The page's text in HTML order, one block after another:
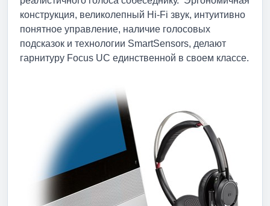
конструкция, великолепный Hi-Fi звук, интуитивно
понятное управление, наличие голосовых
подсказок и технологии SmartSensors, делают
гарнитуру Focus UC единственной в своем классе.